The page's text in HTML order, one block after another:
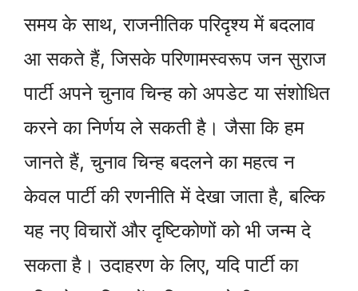
समय के साथ, राजनीतिक परिदृश्य में बदलाव
आ सकते हैं, जिसके परिणामस्वरूप जन सुराज
पार्टी अपने चुनाव चिन्ह को अपडेट या संशोधित
करने का निर्णय ले सकती है। जैसा कि हम
जानते हैं, चुनाव चिन्ह बदलने का महत्व न
केवल पार्टी की रणनीति में देखा जाता है, बल्कि
यह नए विचारों और दृष्टिकोणों को भी जन्म दे
सकता है। उदाहरण के लिए, यदि पार्टी का